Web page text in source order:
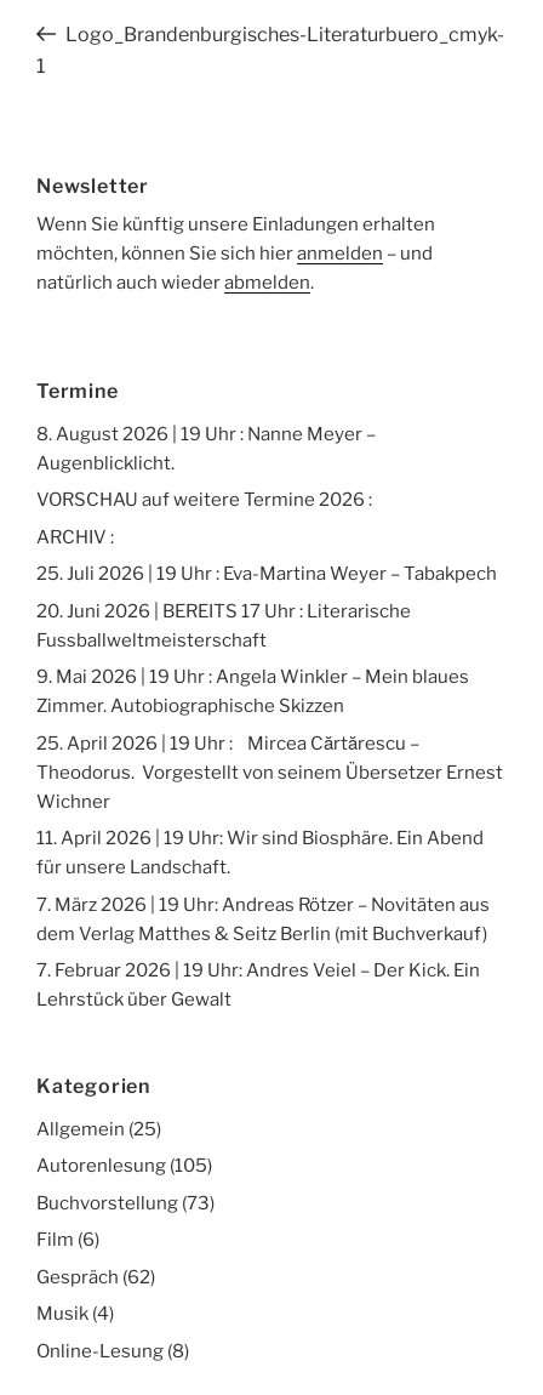
Beitragsnavigation
Vorheriger
Beitrag
Logo_Brandenburgisches-Literaturbuero_cmyk-
1
Newsletter
Wenn Sie künftig unsere Einladungen erhalten
möchten, können Sie sich hieranmelden – und
natürlich auch wiederabmelden.
Termine
8. August 2026 | 19 Uhr : Nanne Meyer –
Augenblicklicht.
VORSCHAU auf weitere Termine 2026 :
ARCHIV :
25. Juli 2026 | 19 Uhr : Eva-Martina Weyer – Tabakpech
20. Juni 2026 | BEREITS 17 Uhr : Literarische
Fussballweltmeisterschaft
9. Mai 2026 | 19 Uhr : Angela Winkler – Mein blaues
Zimmer. Autobiographische Skizzen
25. April 2026 | 19 Uhr : Mircea Cărtărescu –
Theodorus. Vorgestellt von seinem Übersetzer Ernest
Wichner
11. April 2026 | 19 Uhr: Wir sind Biosphäre. Ein Abend
für unsere Landschaft.
7. März 2026 | 19 Uhr: Andreas Rötzer – Novitäten aus
dem Verlag Matthes & Seitz Berlin (mit Buchverkauf)
7. Februar 2026 | 19 Uhr: Andres Veiel – Der Kick. Ein
Lehrstück über Gewalt
Kategorien
Allgemein (25)
Autorenlesung (105)
Buchvorstellung (73)
Film (6)
Gespräch (62)
Musik (4)
Online-Lesung (8)